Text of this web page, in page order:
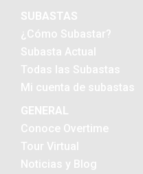
SUBASTAS
¿Cómo Subastar?
Subasta Actual
Todas las Subastas
Mi cuenta de subastas
GENERAL
Conoce Overtime
Tour Virtual
Noticias y Blog